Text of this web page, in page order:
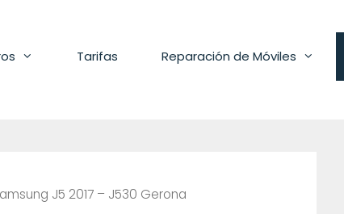
Tarifas Reparación de Móviles
J5 2017 – J530 Gerona